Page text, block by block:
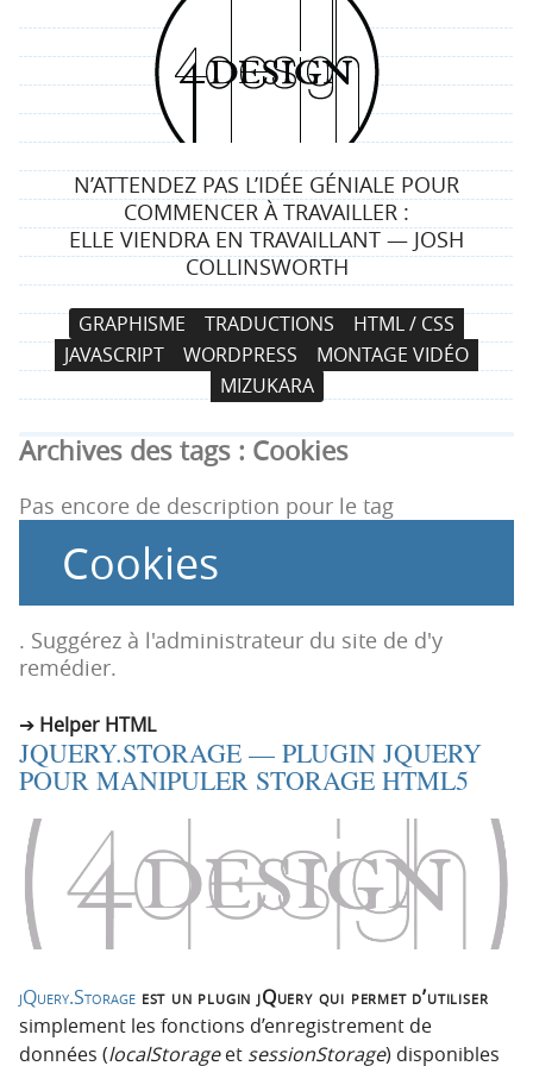
4
d
e
s
i
g
n
N’ATTENDEZ PAS L’IDÉE GÉNIALE POUR
COMMENCER À TRAVAILLER :
ELLE VIENDRA EN TRAVAILLANT — JOSH
COLLINSWORTH
N
a
v
i
g
a
t
i
p
i
c
i
p
e
A
l
l
e
r
a
u
c
t
n
GRAPHISME TRADUCTIONS
HTML / CSS
JAVASCRIPT
WORDPRESS
MONTAGE VIDÉO
MIZUKARA
Archives des tags : Cookies
Pas encore de description pour le tag
Cookies
. Suggérez à l'administrateur du site de d'y
remédier.
Helper HTML
JQUERY.STORAGE — PLUGIN JQUERY
POUR MANIPULER STORAGE HTML5
jQuery.Storage est un plugin jQuery qui permet d’utiliser
simplement les fonctions d’enregistrement de
données (localStorageet sessionStorage) disponibles